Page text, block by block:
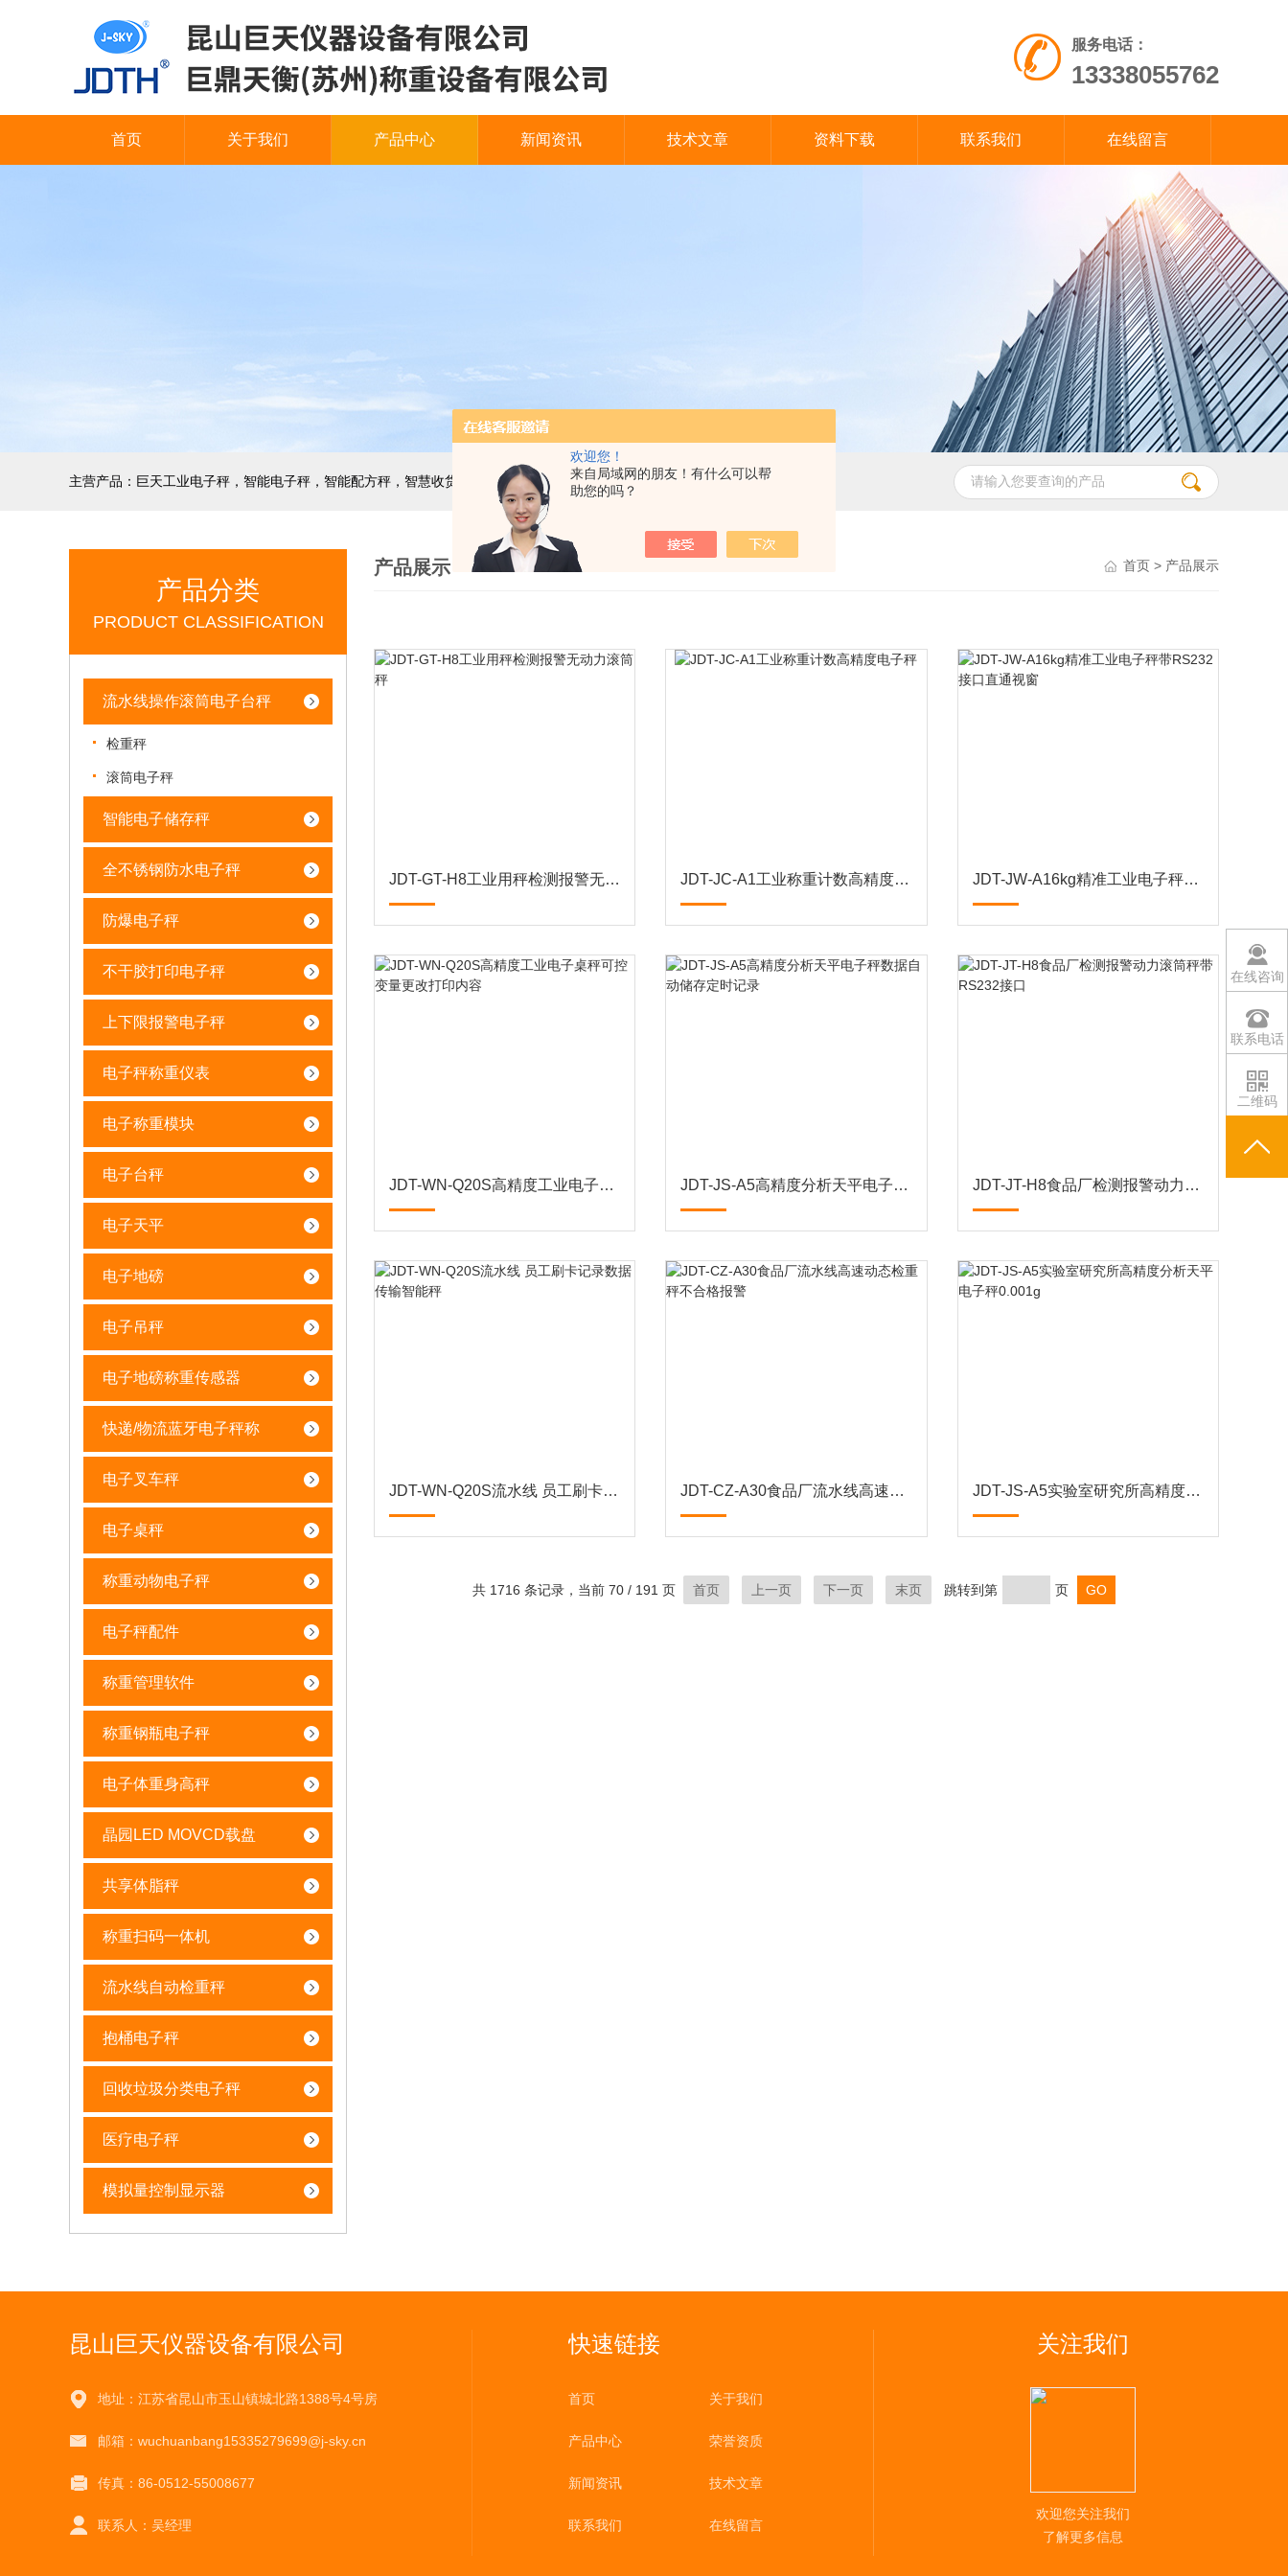
欢迎您！
来自局域网的朋友！有什么可以帮
助您的吗？
服务电话：
13338055762
首页 关于我们 产品中心 新闻资讯 技术文章 资料下载 联系我们 在线留言
主营产品：巨天工业电子秤，智能电子秤，智能配方秤，智慧收货秤，自动称重机，精密电子天平，电子台秤，电子地磅，电子桌秤，在线称重设备等衡器的软硬件研发与非标定制
产品分类
PRODUCT CLASSIFICATION
流水线操作滚筒电子台秤
检重秤
滚筒电子秤
智能电子储存秤
全不锈钢防水电子秤
防爆电子秤
不干胶打印电子秤
上下限报警电子秤
电子秤称重仪表
电子称重模块
电子台秤
电子天平
电子地磅
电子吊秤
电子地磅称重传感器
快递/物流蓝牙电子秤称
电子叉车秤
电子桌秤
称重动物电子秤
电子秤配件
称重管理软件
称重钢瓶电子秤
电子体重身高秤
晶园LED MOVCD载盘
共享体脂秤
称重扫码一体机
流水线自动检重秤
抱桶电子秤
回收垃圾分类电子秤
医疗电子秤
模拟量控制显示器
产品展示 首页 > 产品展示
JDT-GT-H8工业用秤检测报警无动力滚筒秤 JDT-JC-A1工业称重计数高精度电子秤 JDT-JW-A16kg精准工业电子秤带RS232接口直通视窗
JDT-WN-Q20S高精度工业电子桌秤可控变量更改打印内容 JDT-JS-A5高精度分析天平电子秤数据自动储存定时记录 JDT-JT-H8食品厂检测报警动力滚筒秤带RS232接口
JDT-WN-Q20S流水线 员工刷卡记录数据传输智能秤 JDT-CZ-A30食品厂流水线高速动态检重秤不合格报警 JDT-JS-A5实验室研究所高精度分析天平电子秤0.001g
共 1716 条记录，当前 70 / 191 页 首页 上一页 下一页 末页 跳转到第 页
昆山巨天仪器设备有限公司
地址：江苏省昆山市玉山镇城北路1388号4号房
邮箱：wuchuanbang15335279699@j-sky.cn
传真：86-0512-55008677
联系人：吴经理
快速链接
首页 关于我们
产品中心 荣誉资质
新闻资讯 技术文章
联系我们 在线留言
关注我们
欢迎您关注我们
了解更多信息
在线咨询
联系电话
二维码